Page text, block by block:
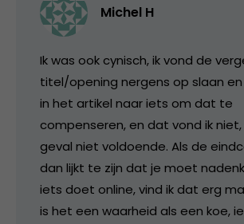
Michel H
Ik was ook cynisch, ik vond de
titel/opening nergens op slaan en
in het artikel naar iets om dat te
compenseren, en dat vond ik
geval niet voldoende. Als de
dan lijkt te zijn dat je moet
iets doet online, vind ik dat erg
is het een waarheid als een koe,